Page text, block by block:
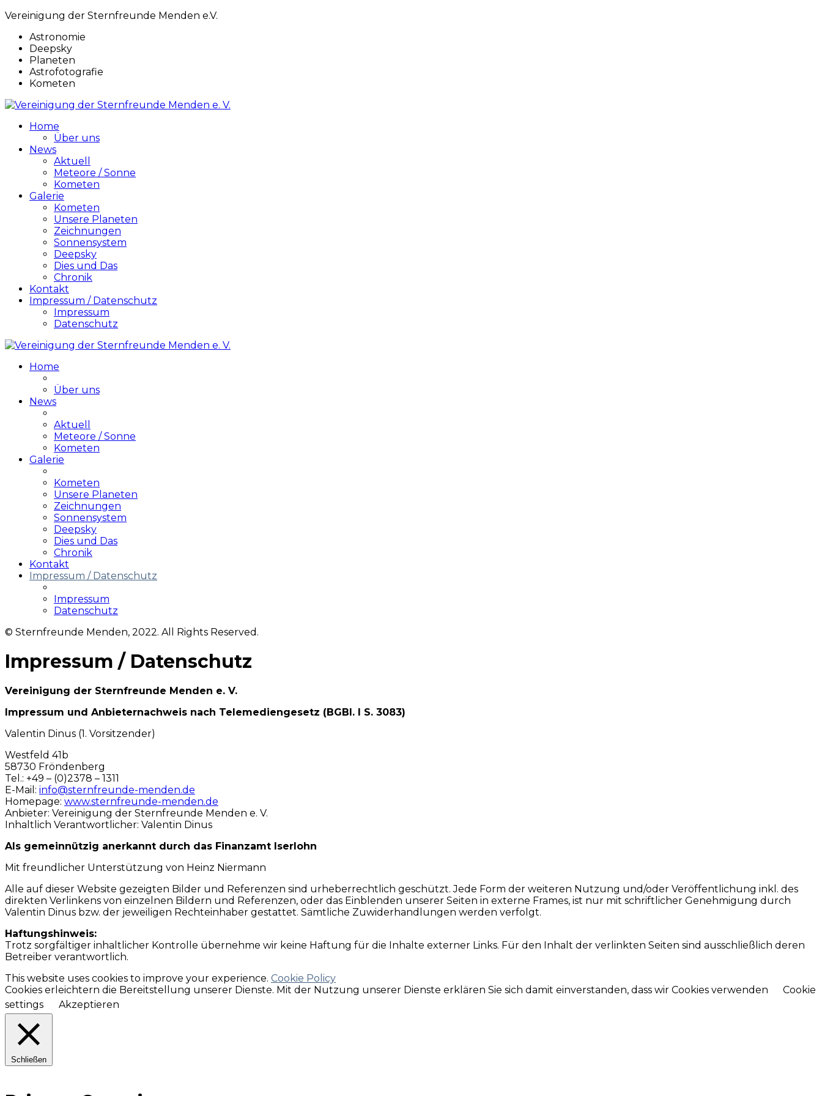
Vereinigung der Sternfreunde Menden e.V.
Astronomie
Deepsky
Planeten
Astrofotografie
Kometen
Home
Über uns
News
Aktuell
Meteore / Sonne
Kometen
Galerie
Kometen
Unsere Planeten
Zeichnungen
Sonnensystem
Deepsky
Dies und Das
Chronik
Kontakt
Impressum / Datenschutz
Impressum
Datenschutz
Home
Über uns
News
Aktuell
Meteore / Sonne
Kometen
Galerie
Kometen
Unsere Planeten
Zeichnungen
Sonnensystem
Deepsky
Dies und Das
Chronik
Kontakt
Impressum / Datenschutz
Impressum
Datenschutz
© Sternfreunde Menden, 2022. All Rights Reserved.
Impressum / Datenschutz
Vereinigung der Sternfreunde Menden e. V.
Impressum und Anbieternachweis nach Telemediengesetz (BGBl. I S. 3083)
Valentin Dinus (1. Vorsitzender)
Westfeld 41b
58730 Fröndenberg
Tel.: +49 – (0)2378 – 1311
E-Mail: info@sternfreunde-menden.de
Homepage: www.sternfreunde-menden.de
Anbieter: Vereinigung der Sternfreunde Menden e. V.
Inhaltlich Verantwortlicher: Valentin Dinus
Als gemeinnützig anerkannt durch das Finanzamt Iserlohn
Mit freundlicher Unterstützung von Heinz Niermann
Alle auf dieser Website gezeigten Bilder und Referenzen sind urheberrechtlich geschützt. Jede Form der weiteren Nutzung und/oder Veröffentlichung inkl. des
direkten Verlinkens von einzelnen Bildern und Referenzen, oder das Einblenden unserer Seiten in externe Frames, ist nur mit schriftlicher Genehmigung durch
Valentin Dinus bzw. der jeweiligen Rechteinhaber gestattet. Sämtliche Zuwiderhandlungen werden verfolgt.
Haftungshinweis:
Trotz sorgfältiger inhaltlicher Kontrolle übernehme wir keine Haftung für die Inhalte externer Links. Für den Inhalt der verlinkten Seiten sind ausschließlich deren
Betreiber verantwortlich.
This website uses cookies to improve your experience. Cookie Policy
Cookies erleichtern die Bereitstellung unserer Dienste. Mit der Nutzung unserer Dienste erklären Sie sich damit einverstanden, dass wir Cookies verwenden
Cookie
settings
Akzeptieren
Schließen